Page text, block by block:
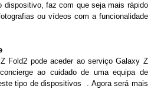
dispositivo, faz com que seja mais rápido
ou vídeos com a funcionalidade
Fold2 pode aceder ao serviço Galaxy Z
ao cuidado de uma equipa de
tipo de dispositivos . Agora será mais